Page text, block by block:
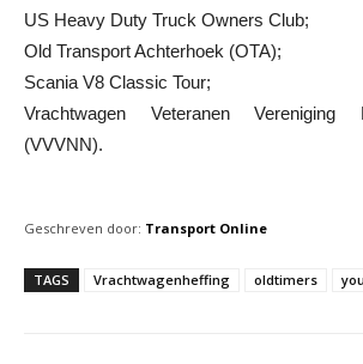
US Heavy Duty Truck Owners Club;
Old Transport Achterhoek (OTA);
Scania V8 Classic Tour;
Vrachtwagen Veteranen Vereniging
(VVVNN).
Geschreven door: Transport Online
TAGS Vrachtwagenheffing oldtimers